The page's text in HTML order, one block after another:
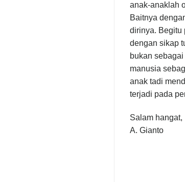
anak-anaklah
Baitnya
dirinya. Begitu
dengan sikap
bukan
manusia
anak tadi
terjadi pada
Salam hangat,
A. Gianto